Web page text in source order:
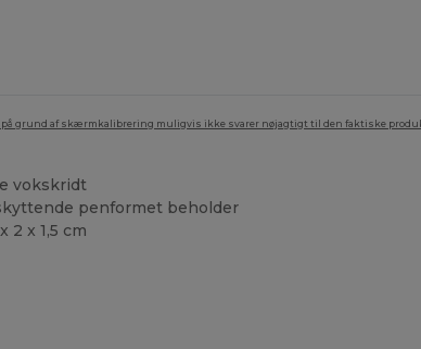
grund af skærmkalibrering muligvis ikke svarer nøjagtigt til den faktiske
vokskridt
penformet beholder
2 x 1,5 cm